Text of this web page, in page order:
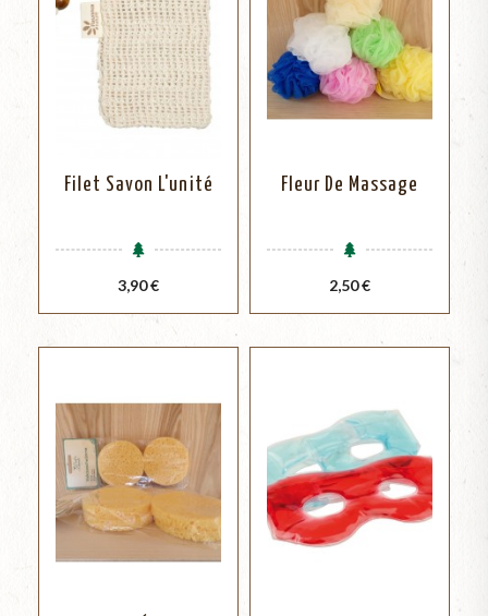
Filet Savon L'unité
Prix
3,90 €
Fleur De Massage
Prix
2,50 €